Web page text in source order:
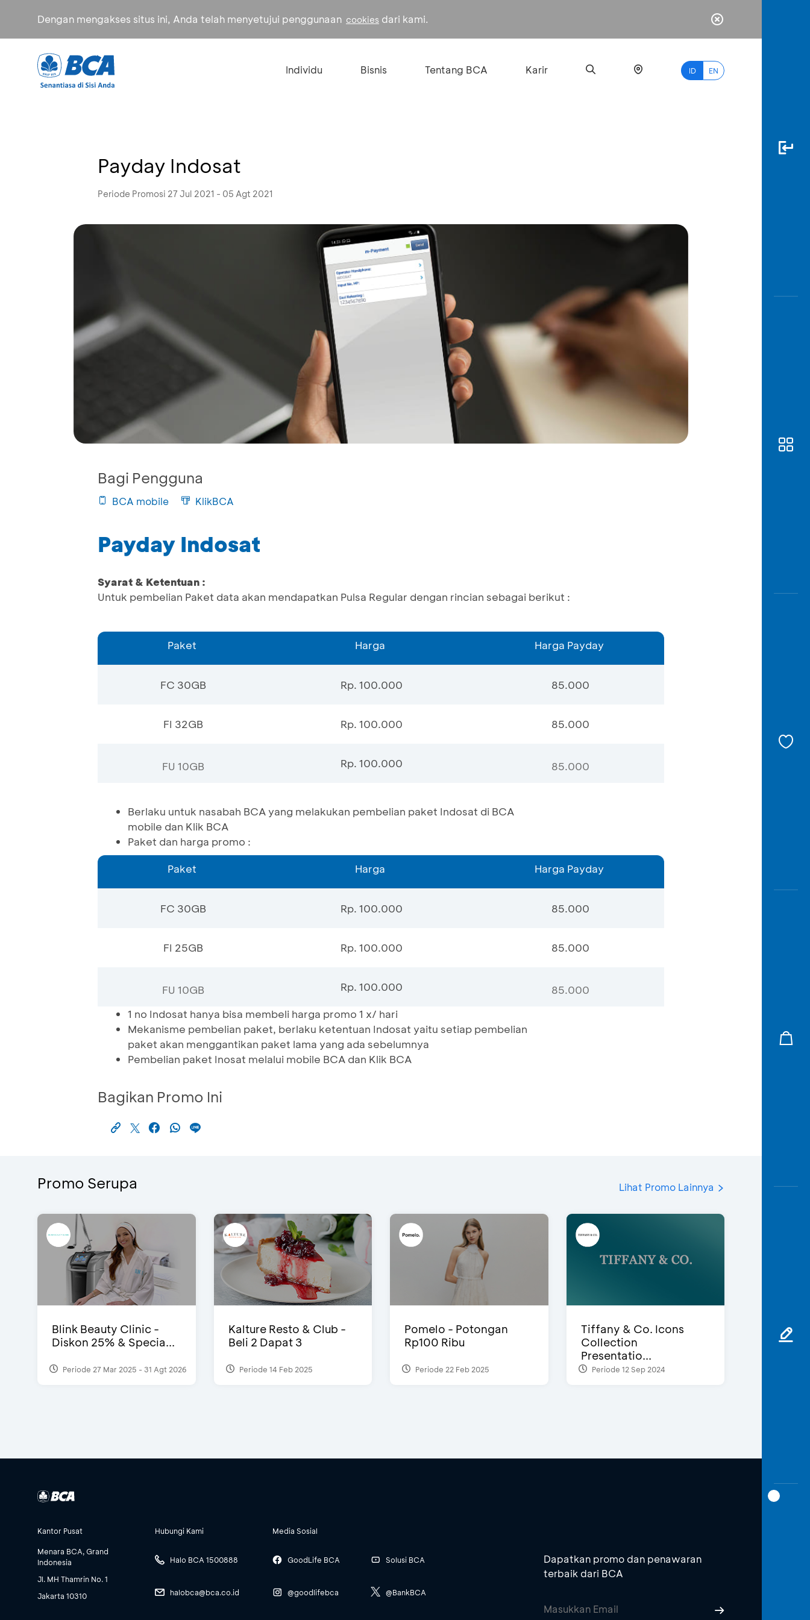
Dengan mengakses situs ini, Anda telah menyetujui penggunaan cookies dari kami.
Individu Bisnis Tentang BCA Karir ID EN
Payday Indosat
Periode Promosi 27 Jul 2021 - 05 Agt 2021
Bagi Pengguna
BCA mobile KlikBCA
Payday Indosat
Syarat & Ketentuan :
Untuk pembelian Paket data akan mendapatkan Pulsa Regular dengan rincian sebagai berikut :
Paket Harga Harga Payday
FC 30GB Rp. 100.000 85.000
FI 32GB Rp. 100.000 85.000
FU 10GB Rp. 100.000 85.000
Berlaku untuk nasabah BCA yang melakukan pembelian paket Indosat di BCA
mobile dan Klik BCA
Paket dan harga promo :
Paket Harga Harga Payday
FC 30GB Rp. 100.000 85.000
FI 25GB Rp. 100.000 85.000
FU 10GB Rp. 100.000
85.000
1 no Indosat hanya bisa membeli harga promo 1 x/ hari
Mekanisme pembelian paket, berlaku ketentuan Indosat yaitu setiap pembelian
paket akan menggantikan paket lama yang ada sebelumnya
Pembelian paket Inosat melalui mobile BCA dan Klik BCA
Bagikan Promo Ini
Promo Serupa Lihat Promo Lainnya
Blink Beauty Clinic -
Diskon 25% & Specia...
Periode 27 Mar 2025 - 31 Agt 2026
Kalture Resto & Club -
Beli 2 Dapat 3
Periode 14 Feb 2025
Pomelo - Potongan
Rp100 Ribu
Periode 22 Feb 2025
Tiffany & Co. Icons
Collection
Presentatio...
Periode 12 Sep 2024
Kantor Pusat
Menara BCA, Grand
Indonesia
Jl. MH Thamrin No. 1
Jakarta 10310
Hubungi Kami
Halo BCA 1500888
halobca@bca.co.id
Media Sosial
GoodLife BCA
@goodlifebca
Solusi BCA
@BankBCA
Dapatkan promo dan penawaran
terbaik dari BCA